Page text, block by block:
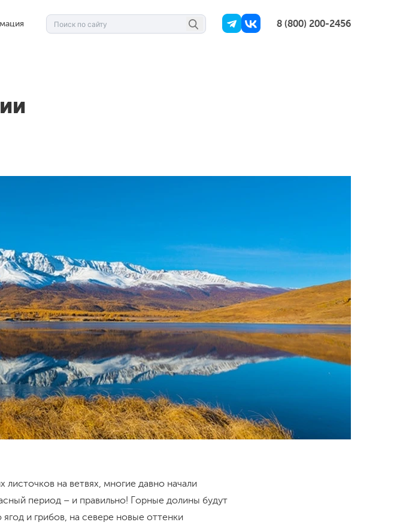
8 (800) 200-2456
на ветвях, многие давно начали
период – и правильно! Горные долины будут
и грибов, на севере новые оттенки